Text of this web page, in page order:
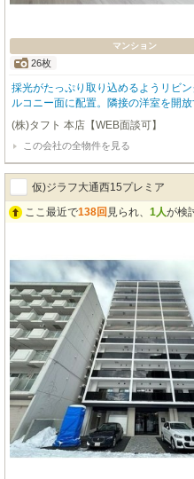
マンション
26枚
採光がたっぷり取り込めるようリビ
ルコニー面に配置。隣接の洋室を開
て約15.2帖の空間に。大切な人との
グ・ダイニングと廊下から出入りで
さ175mと、高層タワーレジデンスと
ステーションタワー」。JR札幌駅エ
024年竣工を迎えました。再開発事業
出入口を設置。地下鉄東豊線・南北
貨店や地下街にも地下道で接続。各
設。集中して仕事や学習を行うこと
(株)タフト 本店【WEB面談可】
この会社の全物件を見る
仮)ジラフ大通西15プレミア
ここ最近で138回 見られ、 1人が検